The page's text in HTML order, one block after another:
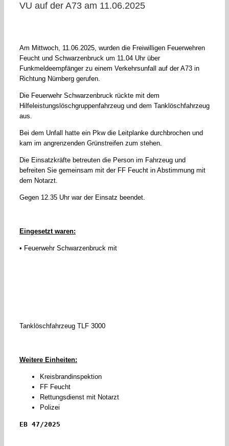
VU auf der A73 am 11.06.2025
Am Mittwoch, 11.06.2025, wurden die Freiwilligen Feuerwehren
Feucht und Schwarzenbruck um 11.04 Uhr über
Funkmeldeempfänger zu einem Verkehrsunfall auf der A73 in
Richtung Nürnberg gerufen.
Die Feuerwehr Schwarzenbruck rückte mit dem
Hilfeleistungslöschgruppenfahrzeug und dem Tanklöschfahrzeug
aus.
Bei dem Unfall hatte ein Pkw die Leitplanke durchbrochen und
kam im angrenzenden Grünstreifen zum stehen.
Die Einsatzkräfte betreuten die Person im Fahrzeug und
befreiten Sie gemeinsam mit der FF Feucht in Abstimmung mit
dem Notarzt.
Gegen 12.35 Uhr war der Einsatz beendet.
Eingesetzt waren:
• Feuerwehr Schwarzenbruck mit
Tanklöschfahrzeug TLF 3000
Weitere Einheiten:
Kreisbrandinspektion
FF Feucht
Rettungsdienst mit Notarzt
Polizei
EB 47/2025